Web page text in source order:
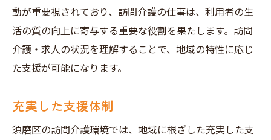
動が重要視されており、訪問介護の仕事は、利用者の生
活の質の向上に寄与する重要な役割を果たします。訪問
介護・求人の状況を理解することで、地域の特性に応じ
た支援が可能になります。
充実した支援体制
須磨区の訪問介護環境では、地域に根ざした充実した支